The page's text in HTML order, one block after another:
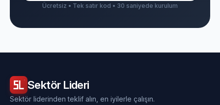
Ücretsiz • Tek satır kod • 30 saniyede kurulum
Sektör Lideri
Sektör liderinden teklif alın, en iyilerle çalışın.